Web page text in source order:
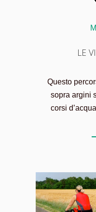
LE
Questo
sopra argini
corsi